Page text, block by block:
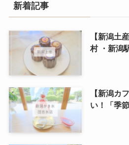
新着記事
【新潟土
村 ・新潟
【新潟カ
い！「季